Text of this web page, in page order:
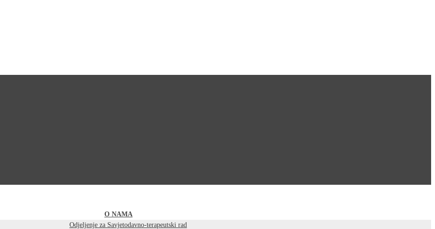
O NAMA
Odjeljenje za Savjetodavno-terapeutski rad